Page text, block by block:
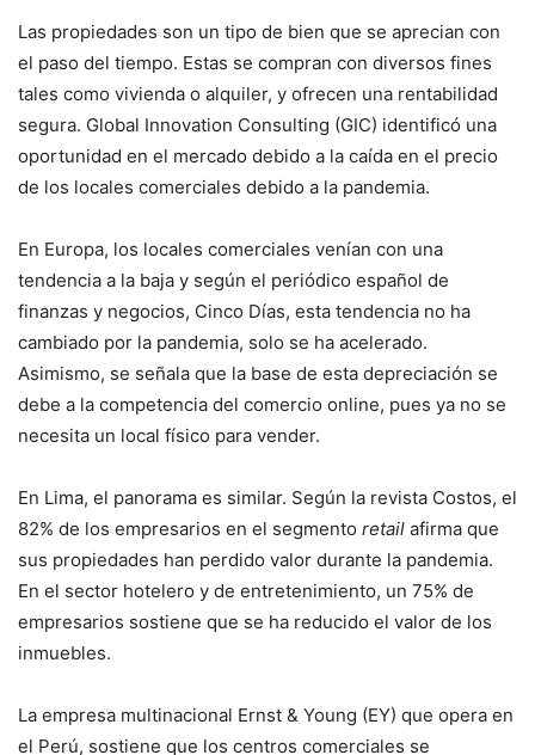
Las propiedades son un tipo de bien que se aprecian con
el paso del tiempo. Estas se compran con diversos fines
tales como vivienda o alquiler, y ofrecen una rentabilidad
segura. Global Innovation Consulting (GIC) identificó una
oportunidad en el mercado debido a la caída en el precio
de los locales comerciales debido a la pandemia.
En Europa, los locales comerciales venían con una
tendencia a la baja y según el periódico español de
finanzas y negocios, Cinco Días, esta tendencia no ha
cambiado por la pandemia, solo se ha acelerado.
Asimismo, se señala que la base de esta depreciación se
debe a la competencia del comercio online, pues ya no se
necesita un local físico para vender.
En Lima, el panorama es similar. Según la revista Costos, el
82% de los empresarios en el segmento retail afirma que
sus propiedades han perdido valor durante la pandemia.
En el sector hotelero y de entretenimiento, un 75% de
empresarios sostiene que se ha reducido el valor de los
inmuebles.
La empresa multinacional Ernst & Young (EY) que opera en
el Perú, sostiene que los centros comerciales se